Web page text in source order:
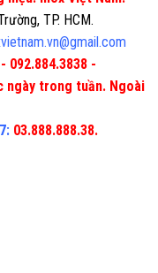
TP. HCM.
092.884.3838 -
ngày trong tuần. Ngoài
03.888.888.38.